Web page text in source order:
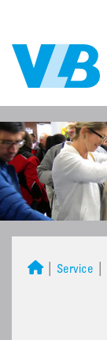
Service